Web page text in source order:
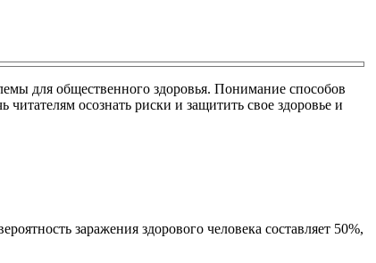
для общественного здоровья. Понимание способов
осознать риски и защитить свое здоровье и
заражения здорового человека составляет 50%,